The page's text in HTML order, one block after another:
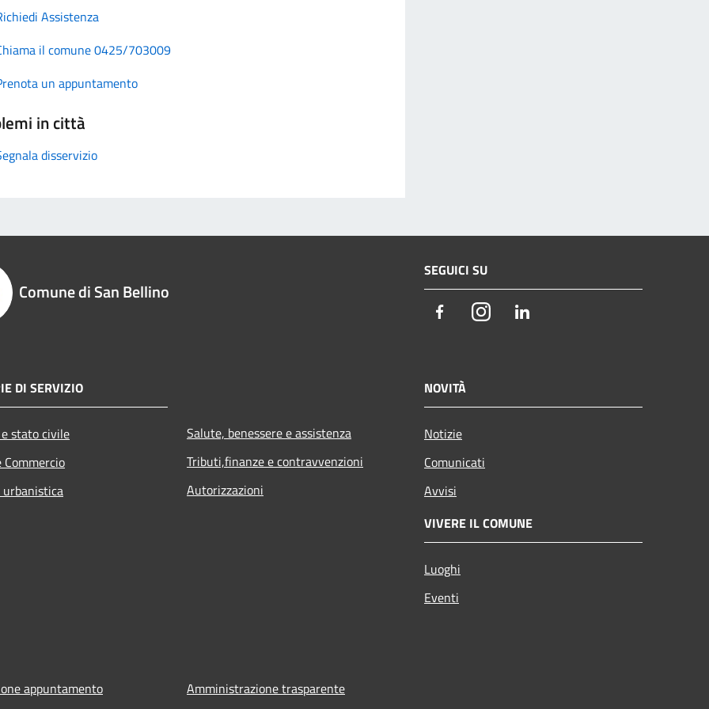
Assistenza
il comune 0425/703009
un appuntamento
in città
disservizio
Comune di San Bellino
SEGUICI SU
FacebookInstagram
DI SERVIZIO
stato civile
Commercio
urbanistica
Salute, benessere e assistenza
Tributi,finanze e contravvenzioni
Autorizzazioni
NOVITÀ
Notizie
Comunicati
Avvisi
VIVERE IL COMUNE
Luoghi
Eventi
appuntamento
Amministrazione trasparente